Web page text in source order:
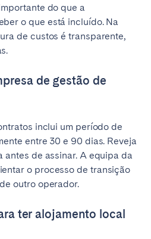
do que a
o que está incluído. Na
de custos é transparente,
de gestão de
inclui um período de
entre 30 e 90 dias. Reveja
antes de assinar. A equipa da
o processo de transição
outro operador.
ter alojamento local